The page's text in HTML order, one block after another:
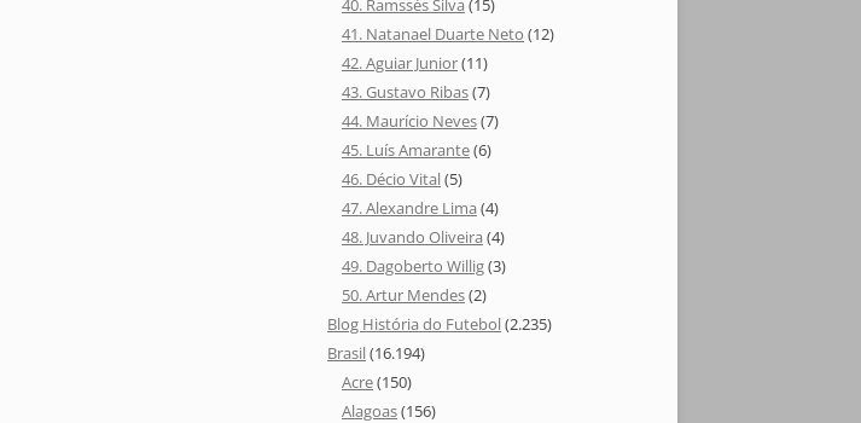
40. Ramssés Silva (15)
41. Natanael Duarte Neto (12)
42. Aguiar Junior(11)
43. Gustavo Ribas(7)
44. Maurício Neves(7)
45. Luís Amarante(6)
46. Décio Vital(5)
47. Alexandre Lima (4)
48. Juvando Oliveira (4)
49. Dagoberto Willig(3)
50. Artur Mendes(2)
Blog História do Futebol(2.235)
Brasil(16.194)
Acre(150)
Alagoas(156)